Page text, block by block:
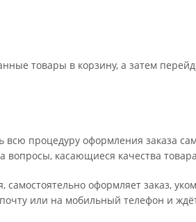
товары в корзину, а затем
процедуру оформления заказа
касающиеся качества
самостоятельно оформляет заказ,
или на мобильный телефон и